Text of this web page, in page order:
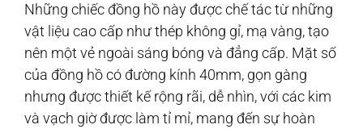
Những chiếc đồng hồ này được chế tác từ những
vật liệu cao cấp như thép không gỉ, mạ vàng, tạo
nên một vẻ ngoài sáng bóng và đẳng cấp. Mặt số
của đồng hồ có đường kính 40mm, gọn gàng
nhưng được thiết kế rộng rãi, dễ nhìn, với các kim
và vạch giờ được làm tỉ mỉ, mang đến sự hoàn